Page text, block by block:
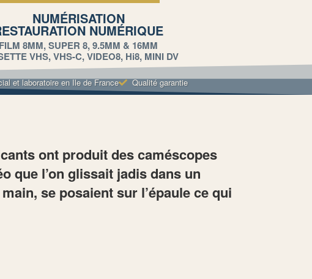
NUMÉRISATION
NUMÉRIQUE
FILM 8MM, SUPER 8, 9.5MM & 16MM
VHS, VHS-C, VIDEO8, Hi8, MINI DV
et laboratoire en Ile de France Qualité garantie
ont produit des caméscopes
que l’on glissait jadis dans un
se posaient sur l’épaule ce qui